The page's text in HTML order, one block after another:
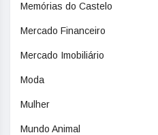
Memórias do Castelo
Mercado Financeiro
Mercado Imobiliário
Moda
Mulher
Mundo Animal